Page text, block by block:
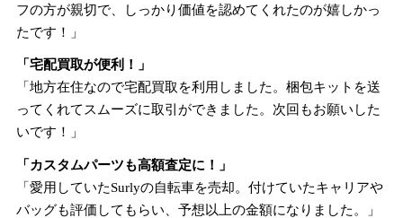
フの方が親切で、しっかり価値を認めてくれたのが嬉しかっ
たです！」
「宅配買取が便利！」
「地方在住なので宅配買取を利用しました。梱包キットを送
ってくれてスムーズに取引ができました。次回もお願いした
いです！」
「カスタムパーツも高額査定に！」
「愛用していたSurlyの自転車を売却。付けていたキャリアや
バッグも評価してもらい、予想以上の金額になりました。」